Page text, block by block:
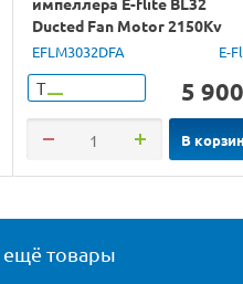
Ducted Fan Motor 2150Kv
EFLM3032DFA E-
Т 5 900
В
ещё товары